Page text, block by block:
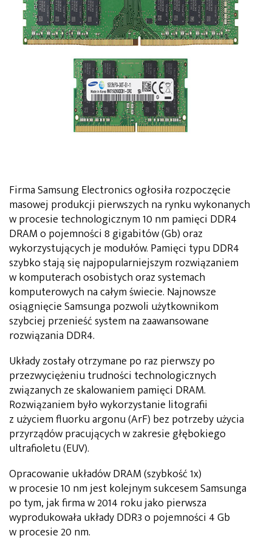
Firma Samsung Electronics ogłosiła rozpoczęcie
masowej produkcji pierwszych na rynku wykonanych
w procesie technologicznym 10 nm pamięci DDR4
DRAM o pojemności 8 gigabitów (Gb) oraz
wykorzystujących je modułów. Pamięci typu DDR4
szybko stają się najpopularniejszym rozwiązaniem
w komputerach osobistych oraz systemach
komputerowych na całym świecie. Najnowsze
osiągnięcie Samsunga pozwoli użytkownikom
szybciej przenieść system na zaawansowane
rozwiązania DDR4.
Układy zostały otrzymane po raz pierwszy po
przezwyciężeniu trudności technologicznych
związanych ze skalowaniem pamięci DRAM.
Rozwiązaniem było wykorzystanie litografii
z użyciem fluorku argonu (ArF) bez potrzeby użycia
przyrządów pracujących w zakresie głębokiego
ultrafioletu (EUV).
Opracowanie układów DRAM (szybkość 1x)
w procesie 10 nm jest kolejnym sukcesem Samsunga
po tym, jak firma w 2014 roku jako pierwsza
wyprodukowała układy DDR3 o pojemności 4 Gb
w procesie 20 nm.